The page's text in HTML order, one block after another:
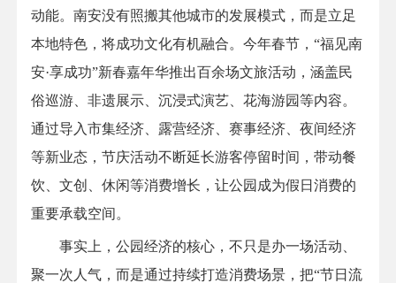
动能。南安没有照搬其他城市的发展模式，而是立足
本地特色，将成功文化有机融合。今年春节，“福见南
安·享成功”新春嘉年华推出百余场文旅活动，涵盖民
俗巡游、非遗展示、沉浸式演艺、花海游园等内容。
通过导入市集经济、露营经济、赛事经济、夜间经济
等新业态，节庆活动不断延长游客停留时间，带动餐
饮、文创、休闲等消费增长，让公园成为假日消费的
重要承载空间。
事实上，公园经济的核心，不只是办一场活动、
聚一次人气，而是通过持续打造消费场景，把“节日流